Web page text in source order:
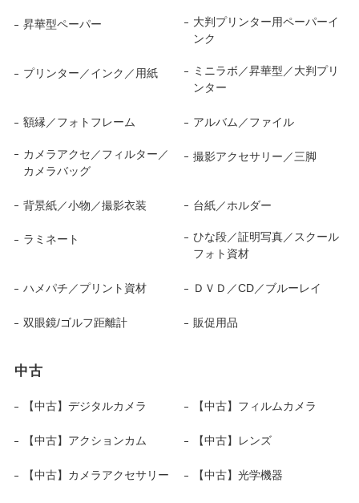
昇華型ペーパー
大判プリンター用ペーパーイ
ンク
プリンター／インク／用紙
ミニラボ／昇華型／大判プリ
ンター
額縁／フォトフレーム アルバム／ファイル
カメラアクセ／フィルター／
カメラバッグ
撮影アクセサリー／三脚
背景紙／小物／撮影衣装 台紙／ホルダー
ラミネート
ひな段／証明写真／スクール
フォト資材
ハメパチ／プリント資材 ＤＶＤ／CD／ブルーレイ
双眼鏡/ゴルフ距離計 販促用品
中古
【中古】デジタルカメラ 【中古】フィルムカメラ
【中古】アクションカム 【中古】レンズ
【中古】カメラアクセサリー 【中古】光学機器